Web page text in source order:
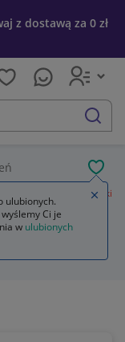
z dostawą za 0 zł
szukaj
Galanteria i dodatki
km
ulubionych.
Ci je
w ulubionych